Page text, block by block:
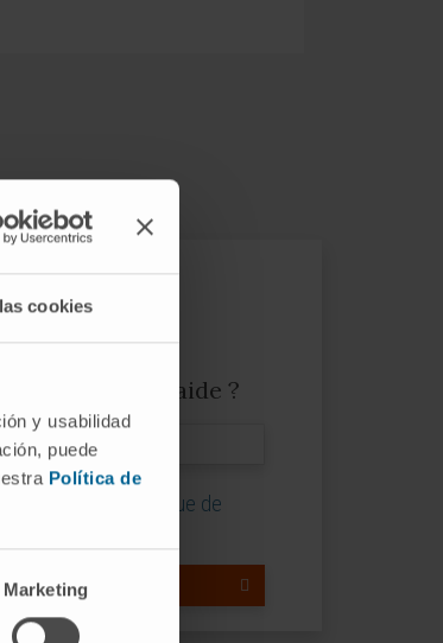
cookies
y usabilidad
puede
Política de
Marketing
vous besoin d’aide ?
politique de
ÊTRE APPELÉ